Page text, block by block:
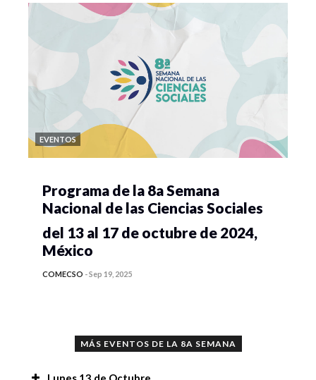
EVENTOS
Programa de la 8a Semana
Nacional de las Ciencias Sociales
del 13 al 17 de octubre de 2024,
México
COMECSO -Sep 19, 2025
MÁS EVENTOS DE LA 8A SEMANA